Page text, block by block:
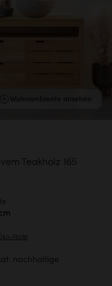
Wohnambiente ansehen
Teakholz 165
Note
nachhaltige